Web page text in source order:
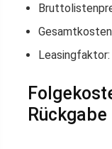
Leasingfaktor:
Rückgabe